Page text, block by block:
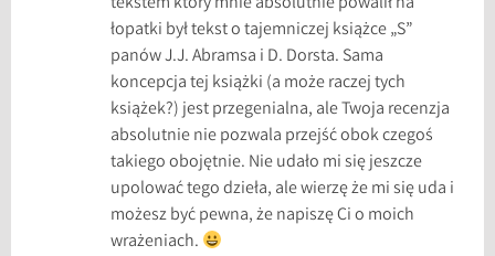
łopatki był tekst o tajemniczej książce „S”
panów J.J. Abramsa i D. Dorsta. Sama
koncepcja tej książki (a może raczej tych
książek?) jest przegenialna, ale Twoja recenzja
absolutnie nie pozwala przejść obok czegoś
takiego obojętnie. Nie udało mi się jeszcze
upolować tego dzieła, ale wierzę że mi się uda i
możesz być pewna, że napiszę Ci o moich
wrażeniach.